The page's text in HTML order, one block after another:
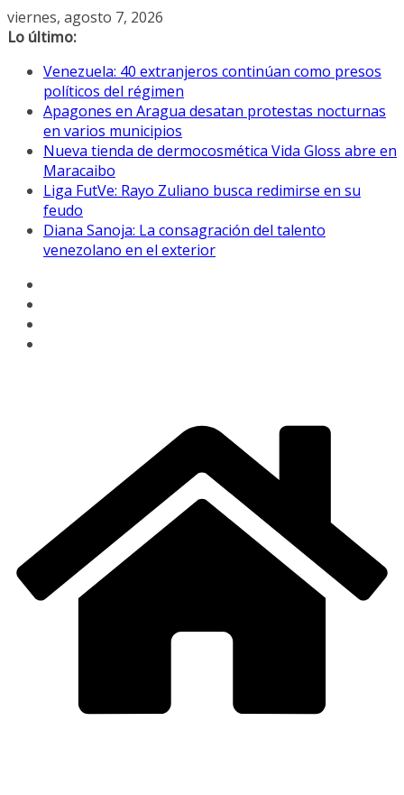
Saltar
al
viernes, agosto 7, 2026
Lo último:
Venezuela: 40 extranjeros continúan como presos
políticos del régimen
Apagones en Aragua desatan protestas nocturnas
en varios municipios
Nueva tienda de dermocosmética Vida Gloss abre en
Maracaibo
Liga FutVe: Rayo Zuliano busca redimirse en su
feudo
Diana Sanoja: La consagración del talento
venezolano en el exterior